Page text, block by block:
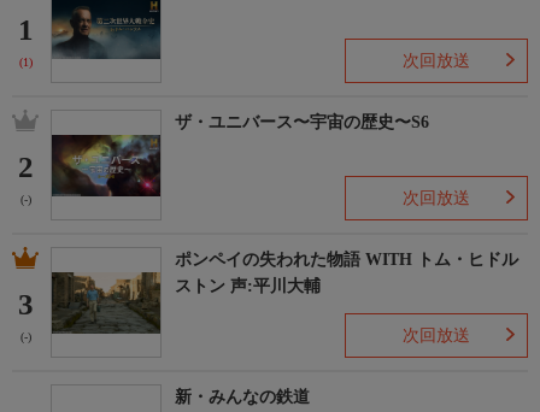
1
(1) 次回放送
2
(-)
ザ・ユニバース〜宇宙の歴史〜S6
次回放送
3
(-)
ポンペイの失われた物語 WITH トム・ヒドル
ストン 声:平川大輔
次回放送
新・みんなの鉄道